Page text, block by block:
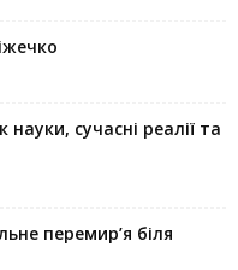
сучасні реалії та
перемир’я біля